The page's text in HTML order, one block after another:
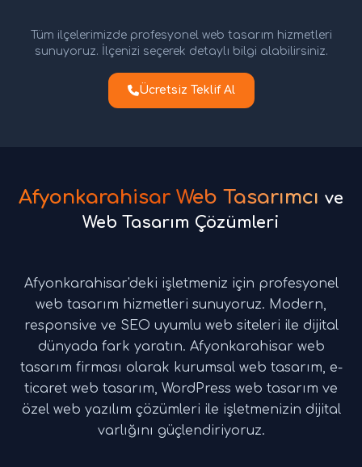
Tüm ilçelerimizde profesyonel web tasarım hizmetleri
sunuyoruz. İlçenizi seçerek detaylı bilgi alabilirsiniz.
Ücretsiz Teklif Al
Afyonkarahisar Web Tasarımcı ve
Web Tasarım Çözümleri
Afyonkarahisar'deki işletmeniz için profesyonel
web tasarım hizmetleri sunuyoruz. Modern,
responsive ve SEO uyumlu web siteleri ile dijital
dünyada fark yaratın. Afyonkarahisar web
tasarım firması olarak kurumsal web tasarım, e-
ticaret web tasarım, WordPress web tasarım ve
özel web yazılım çözümleri ile işletmenizin dijital
varlığını güçlendiriyoruz.